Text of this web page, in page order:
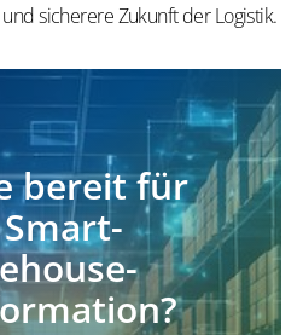
sicherere Zukunft der Logistik.
bereit für